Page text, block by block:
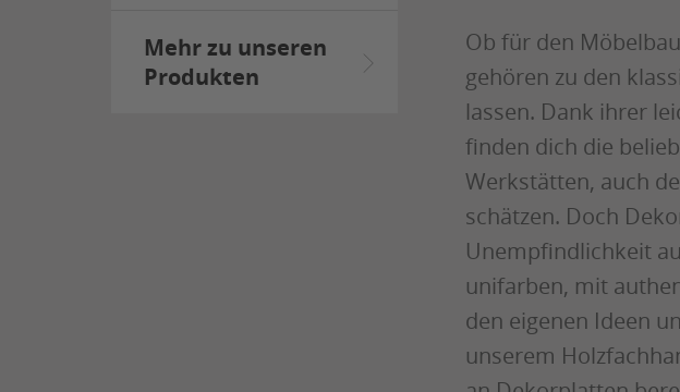
Mehr zu unseren
Produkten
Ob für den
gehören zu den
lassen. Dank ihrer
finden dich die
Werkstätten, auch
schätzen. Doch
Unempfindlichkeit
unifarben, mit
den eigenen Ideen
unserem